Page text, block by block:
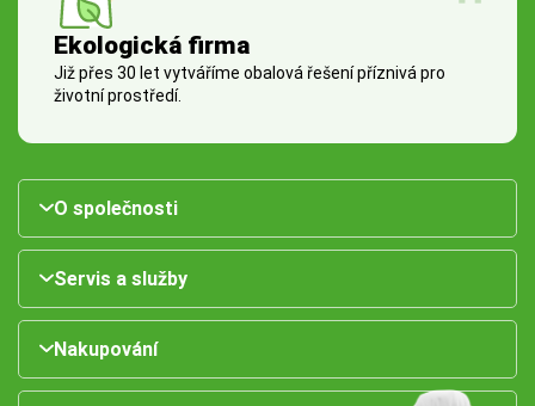
Ekologická firma
Již přes 30 let vytváříme obalová řešení příznivá pro
životní prostředí.
O společnosti
Servis a služby
Nakupování